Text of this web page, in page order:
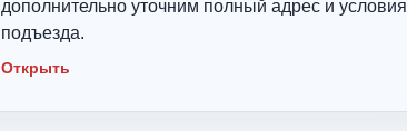
дополнительно уточним полный адрес и условия
подъезда.
Открыть